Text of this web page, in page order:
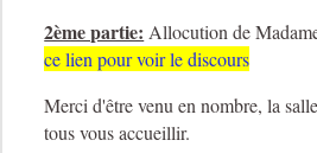
2ème partie: Allocution de
ce lien pour voir le discours
Merci d'être venu en nombre, la
tous vous accueillir.